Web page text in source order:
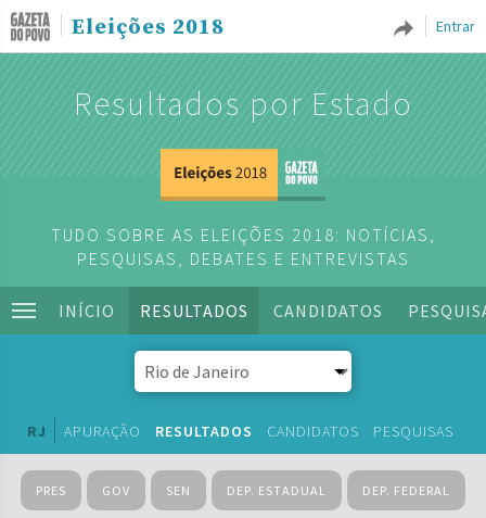
Entrar
Eleições 2018
Resultados por Estado
TUDO SOBRE AS ELEIÇÕES 2018: NOTÍCIAS,
PESQUISAS, DEBATES E ENTREVISTAS
INÍCIO RESULTADOS CANDIDATOS
RJ APURAÇÃO RESULTADOS CANDIDATOS PESQUISAS
PRES GOV SEN DEP. ESTADUAL DEP. FEDERAL